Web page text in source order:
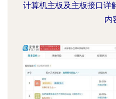
计算机主板及主板接口详
内